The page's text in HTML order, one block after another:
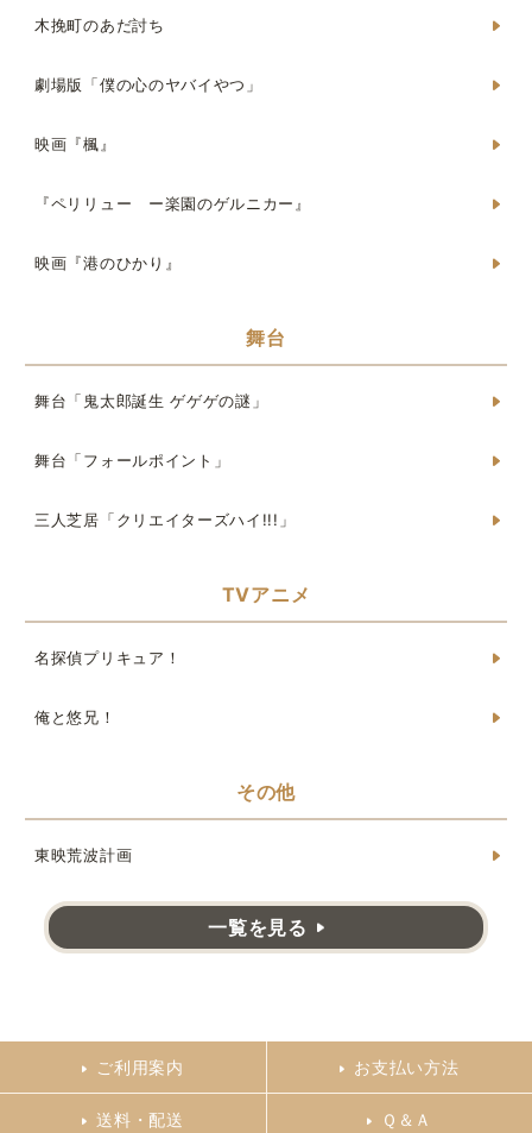
木挽町のあだ討ち
劇場版「僕の心のヤバイやつ」
映画『楓』
『ペリリュー ー楽園のゲルニカー』
映画『港のひかり』
舞台
舞台「鬼太郎誕生 ゲゲゲの謎」
舞台「フォールポイント」
三人芝居「クリエイターズハイ!!!」
TVアニメ
名探偵プリキュア！
俺と悠兄！
その他
東映荒波計画
一覧を見る
ご利用案内 お支払い方法
送料・配送 Ｑ＆Ａ